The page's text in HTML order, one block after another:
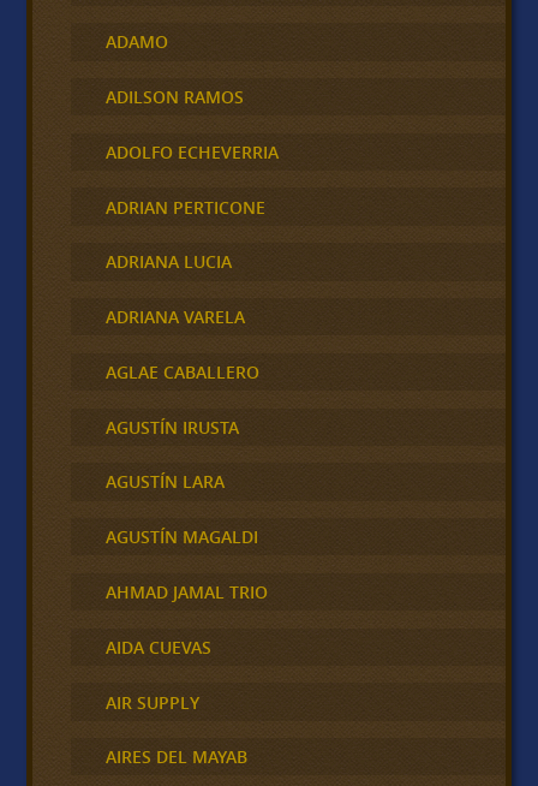
ADAMO
ADILSON RAMOS
ADOLFO ECHEVERRIA
ADRIAN PERTICONE
ADRIANA LUCIA
ADRIANA VARELA
AGLAE CABALLERO
AGUSTÍN IRUSTA
AGUSTÍN LARA
AGUSTÍN MAGALDI
AHMAD JAMAL TRIO
AIDA CUEVAS
AIR SUPPLY
AIRES DEL MAYAB